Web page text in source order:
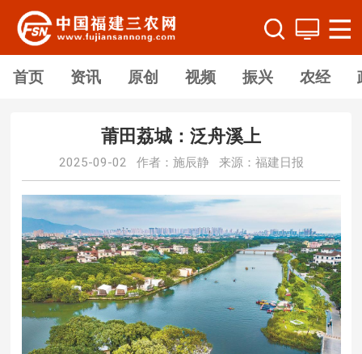
首页 资讯 原创 视频 振兴 农经
莆田荔城：泛舟溪上
2025-09-02 作者：施辰静 来源：福建日报